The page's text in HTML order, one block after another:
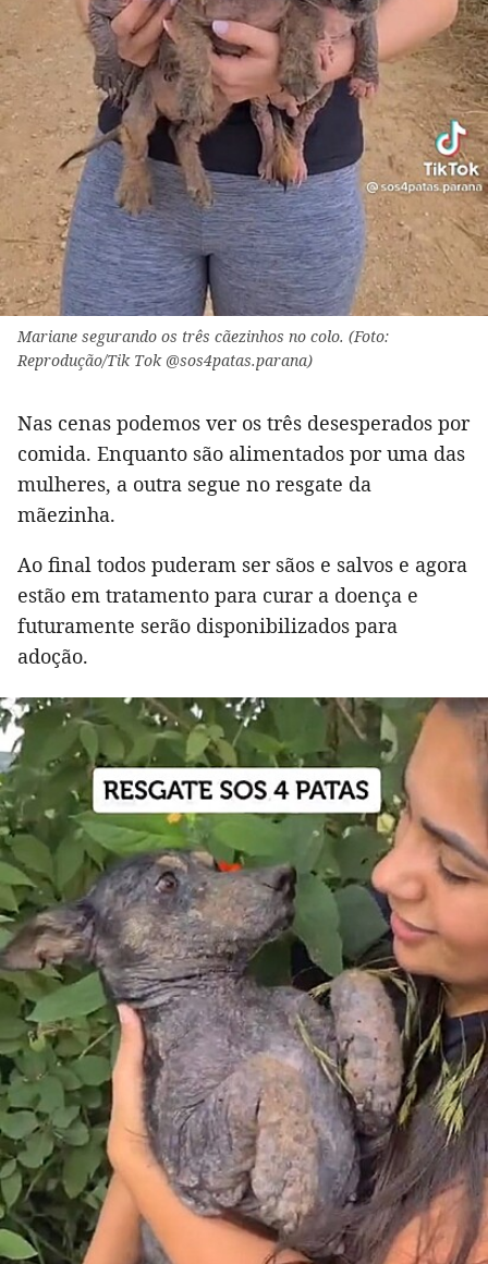
Mariane segurando os três cãezinhos no colo. (Foto:
Reprodução/Tik Tok @sos4patas.parana)
Nas cenas podemos ver os três desesperados por
comida. Enquanto são alimentados por uma das
mulheres, a outra segue no resgate da
mãezinha.
Ao final todos puderam ser sãos e salvos e agora
estão em tratamento para curar a doença e
futuramente serão disponibilizados para
adoção.